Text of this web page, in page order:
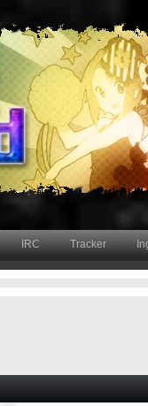
IRC Tracker